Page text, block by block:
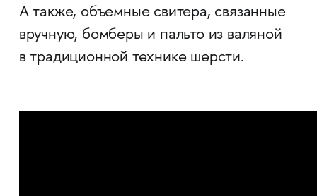
А также, объемные свитера, связанные
вручную, бомберы и пальто из валяной
в традиционной технике шерсти.